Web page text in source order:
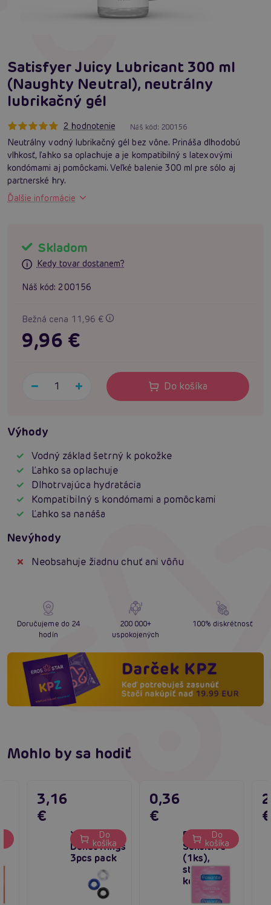
Satisfyer Juicy Lubricant 300 ml
(Naughty Neutral), neutrálny
lubrikačný gél
2 hodnotenie Náš kód: 200156
Neutrálny vodný lubrikačný gél bez vône. Prináša dlhodobú
vlhkosť, ľahko sa oplachuje a je kompatibilný s latexovými
kondómami aj pomôckami. Veľké balenie 300 ml pre sólo aj
partnerské hry.
Ďalšie informácie
Skladom
Kedy tovar dostanem?
Náš kód: 200156
Bežná cena 11,96 €
9,96 €
Do košíka
Výhody
Vodný základ šetrný k pokožke
Ľahko sa oplachuje
Dlhotrvajúca hydratácia
Kompatibilný s kondómami a pomôckami
Ľahko sa nanáša
Nevýhody
Neobsahuje žiadnu chuť ani vôňu
Doručujeme do 24
hodín
200 000+
uspokojených
100% diskrétnosť
Mohlo by sa hodiť
X-Basic
Donut Rings
3pcs pack
3,16
€
Do
košíka
Pasante
Sensitive
(1ks),
stenčenie
kondóm
0,36
€
Do
košíka